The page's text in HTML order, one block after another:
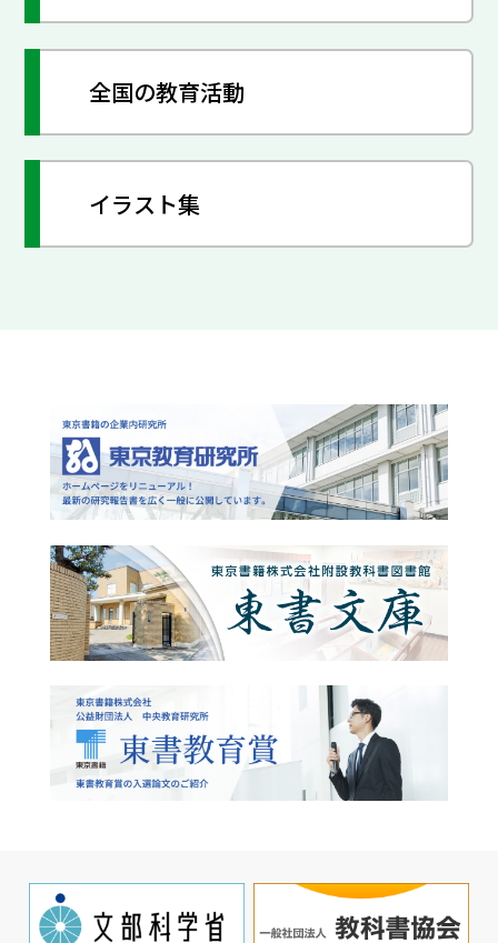
全国の教育活動
イラスト集